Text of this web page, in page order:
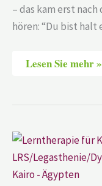
– das kam erst
hören: “Du bist halt
Lesen Sie mehr »
Europa-
Schule
Kairo
–
Ägypten